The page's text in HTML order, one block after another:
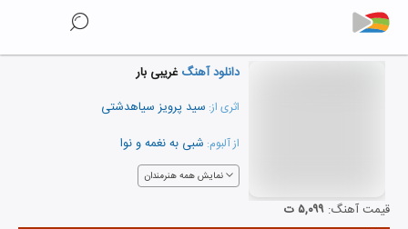
دانلود آهنگغریبی بار
اثری از: سید پرویز سیاهدشتی
از آلبوم: شبی به نغمه و نوا
نمایش همه هنرمندان
قیمت آهنگ: ۵,۰۹۹ ت